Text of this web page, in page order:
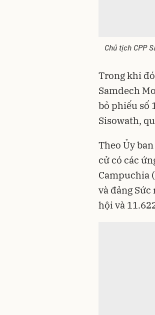
Chủ tịch CPP
Trong khi
Samdech
bỏ phiếu số
Sisowath,
Theo Ủy
cử có các
Campuchia
và đảng
hội và